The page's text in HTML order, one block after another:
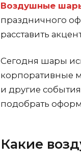
Воздушные
праздничного
расставить
Сегодня шары
корпоративные
и другие
подобрать
Какие